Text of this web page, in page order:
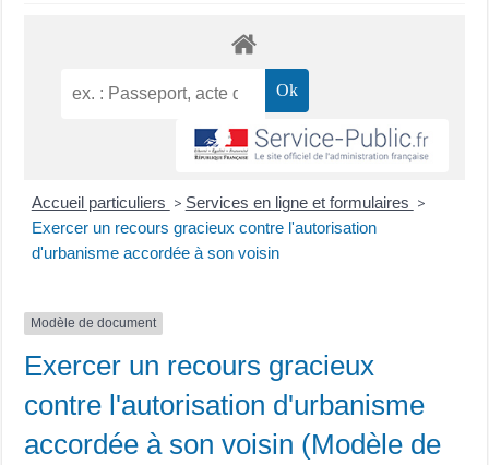
Accueil particuliers > Services en ligne et formulaires >
Exercer un recours gracieux contre l'autorisation
d'urbanisme accordée à son voisin
Modèle de document
Exercer un recours gracieux
contre l'autorisation d'urbanisme
accordée à son voisin (Modèle de